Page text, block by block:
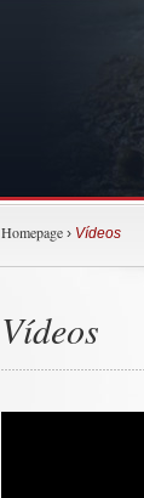
Homepage › Vídeos
Vídeos